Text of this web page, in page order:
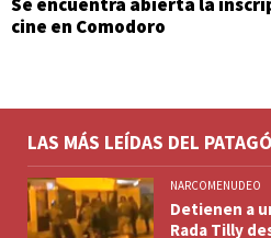
cine en Comodoro
LAS MÁS LEÍDAS DEL
NARCOMENUDEO
Detienen a
Rada Tilly